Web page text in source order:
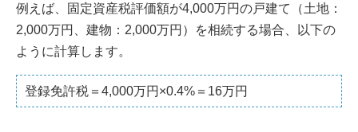
例えば、固定資産税評価額が4,000万円の戸建て（土地：
2,000万円、建物：2,000万円）を相続する場合、以下の
ように計算します。
登録免許税＝4,000万円×0.4%＝16万円